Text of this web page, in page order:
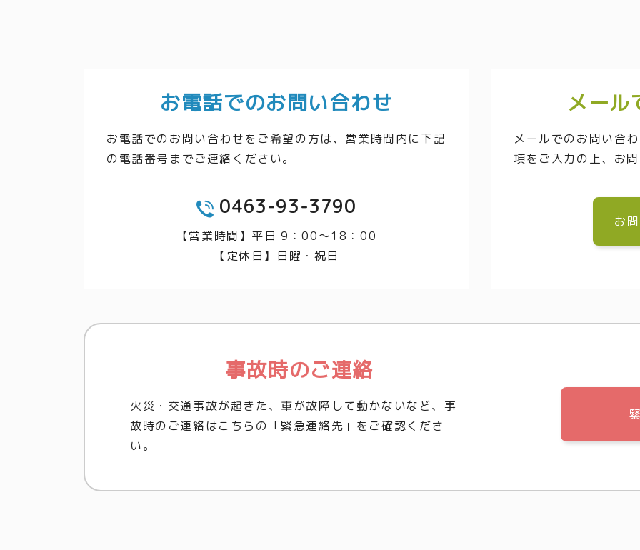
お電話でのお問い合わせ
お電話でのお問い合わせをご希望の方は、営業時間内に下記
の電話番号までご連絡ください。
TEL
0463-93-3790
【営業時間】平日 9：00～18：00
【定休日】日曜・祝日
メール
メールでのお問い合
項をご入力の上、お
お
事故時のご連絡
火災・交通事故が起きた、車が故障して動かないなど、事
故時のご連絡はこちらの「緊急連絡先」をご確認くださ
い。